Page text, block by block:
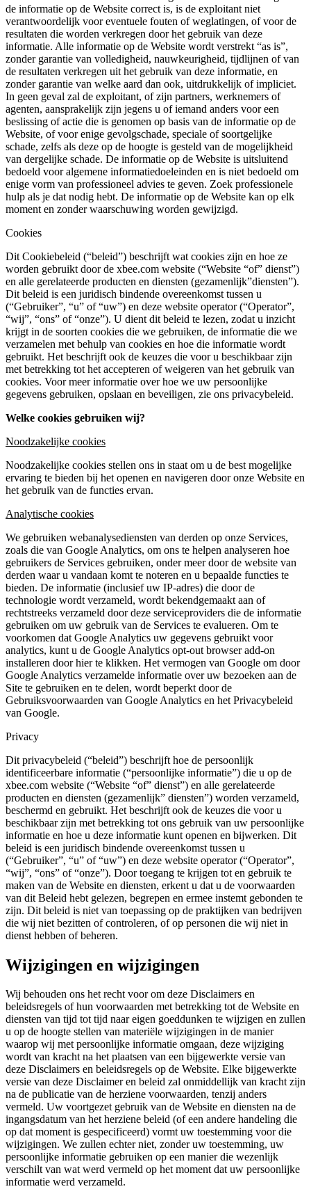
de informatie op de Website correct is, is de exploitant niet
verantwoordelijk voor eventuele fouten of weglatingen, of voor de
resultaten die worden verkregen door het gebruik van deze
informatie. Alle informatie op de Website wordt verstrekt “as is”,
zonder garantie van volledigheid, nauwkeurigheid, tijdlijnen of van
de resultaten verkregen uit het gebruik van deze informatie, en
zonder garantie van welke aard dan ook, uitdrukkelijk of impliciet.
In geen geval zal de exploitant, of zijn partners, werknemers of
agenten, aansprakelijk zijn jegens u of iemand anders voor een
beslissing of actie die is genomen op basis van de informatie op de
Website, of voor enige gevolgschade, speciale of soortgelijke
schade, zelfs als deze op de hoogte is gesteld van de mogelijkheid
van dergelijke schade. De informatie op de Website is uitsluitend
bedoeld voor algemene informatiedoeleinden en is niet bedoeld om
enige vorm van professioneel advies te geven. Zoek professionele
hulp als je dat nodig hebt. De informatie op de Website kan op elk
moment en zonder waarschuwing worden gewijzigd.
Cookies
Dit Cookiebeleid (“beleid”) beschrijft wat cookies zijn en hoe ze
worden gebruikt door de xbee.com website (“Website “of” dienst”)
en alle gerelateerde producten en diensten (gezamenlijk”diensten”).
Dit beleid is een juridisch bindende overeenkomst tussen u
(“Gebruiker”, “u” of “uw”) en deze website operator (“Operator”,
“wij”, “ons” of “onze”). U dient dit beleid te lezen, zodat u inzicht
krijgt in de soorten cookies die we gebruiken, de informatie die we
verzamelen met behulp van cookies en hoe die informatie wordt
gebruikt. Het beschrijft ook de keuzes die voor u beschikbaar zijn
met betrekking tot het accepteren of weigeren van het gebruik van
cookies. Voor meer informatie over hoe we uw persoonlijke
gegevens gebruiken, opslaan en beveiligen, zie ons privacybeleid.
Welke cookies gebruiken wij?
Noodzakelijke cookies
Noodzakelijke cookies stellen ons in staat om u de best mogelijke
ervaring te bieden bij het openen en navigeren door onze Website en
het gebruik van de functies ervan.
Analytische cookies
We gebruiken webanalysediensten van derden op onze Services,
zoals die van Google Analytics, om ons te helpen analyseren hoe
gebruikers de Services gebruiken, onder meer door de website van
derden waar u vandaan komt te noteren en u bepaalde functies te
bieden. De informatie (inclusief uw IP-adres) die door de
technologie wordt verzameld, wordt bekendgemaakt aan of
rechtstreeks verzameld door deze serviceproviders die de informatie
gebruiken om uw gebruik van de Services te evalueren. Om te
voorkomen dat Google Analytics uw gegevens gebruikt voor
analytics, kunt u de Google Analytics opt-out browser add-on
installeren door hier te klikken. Het vermogen van Google om door
Google Analytics verzamelde informatie over uw bezoeken aan de
Site te gebruiken en te delen, wordt beperkt door de
Gebruiksvoorwaarden van Google Analytics en het Privacybeleid
van Google.
Privacy
Dit privacybeleid (“beleid”) beschrijft hoe de persoonlijk
identificeerbare informatie (“persoonlijke informatie”) die u op de
xbee.com website (“Website “of” dienst”) en alle gerelateerde
producten en diensten (gezamenlijk” diensten”) worden verzameld,
beschermd en gebruikt. Het beschrijft ook de keuzes die voor u
beschikbaar zijn met betrekking tot ons gebruik van uw persoonlijke
informatie en hoe u deze informatie kunt openen en bijwerken. Dit
beleid is een juridisch bindende overeenkomst tussen u
(“Gebruiker”, “u” of “uw”) en deze website operator (“Operator”,
“wij”, “ons” of “onze”). Door toegang te krijgen tot en gebruik te
maken van de Website en diensten, erkent u dat u de voorwaarden
van dit Beleid hebt gelezen, begrepen en ermee instemt gebonden te
zijn. Dit beleid is niet van toepassing op de praktijken van bedrijven
die wij niet bezitten of controleren, of op personen die wij niet in
dienst hebben of beheren.
Wijzigingen en wijzigingen
Wij behouden ons het recht voor om deze Disclaimers en
beleidsregels of hun voorwaarden met betrekking tot de Website en
diensten van tijd tot tijd naar eigen goeddunken te wijzigen en zullen
u op de hoogte stellen van materiële wijzigingen in de manier
waarop wij met persoonlijke informatie omgaan, deze wijziging
wordt van kracht na het plaatsen van een bijgewerkte versie van
deze Disclaimers en beleidsregels op de Website. Elke bijgewerkte
versie van deze Disclaimer en beleid zal onmiddellijk van kracht zijn
na de publicatie van de herziene voorwaarden, tenzij anders
vermeld. Uw voortgezet gebruik van de Website en diensten na de
ingangsdatum van het herziene beleid (of een andere handeling die
op dat moment is gespecificeerd) vormt uw toestemming voor die
wijzigingen. We zullen echter niet, zonder uw toestemming, uw
persoonlijke informatie gebruiken op een manier die wezenlijk
verschilt van wat werd vermeld op het moment dat uw persoonlijke
informatie werd verzameld.